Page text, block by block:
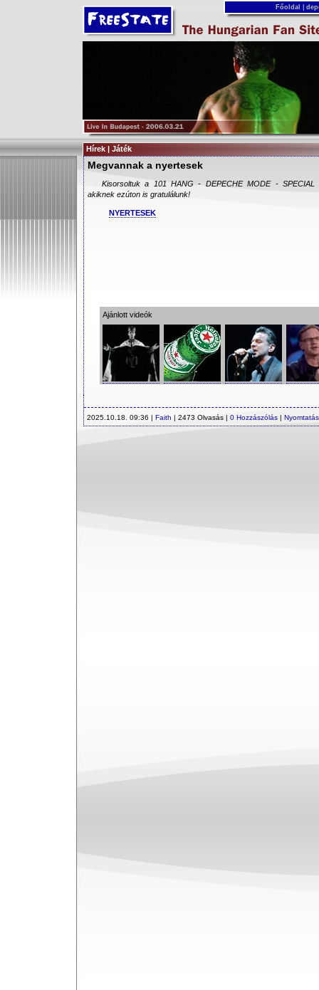
Főoldal
Hírek | Játék
Megvannak a nyertesek
Kisorsoltuk a 101 HANG - DEPECHE MODE - SPECIAL
akiknek ezúton is gratulálunk!
NYERTESEK
Ajánlott videók
2025.10.18. 09:36 | Faith | 2473 Olvasás | 0 Hozzászólás | Nyomtatás